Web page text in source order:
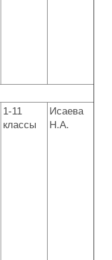
1-11
классы
Исаева
Н.А.